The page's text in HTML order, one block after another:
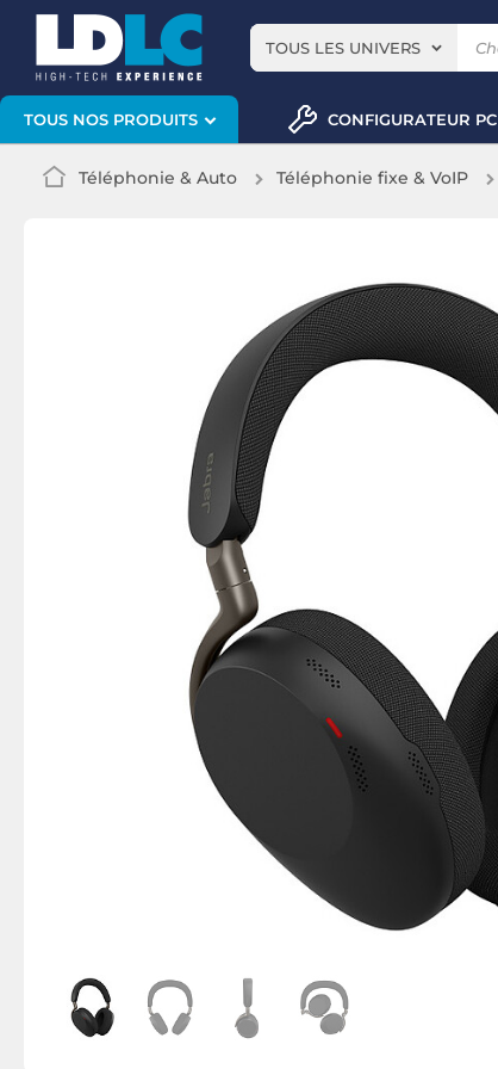
TOUS LES UNIVERS
TOUS NOS PRODUITS CONFIGURATEUR PC
Téléphonie & Auto Téléphonie fixe & VoIP